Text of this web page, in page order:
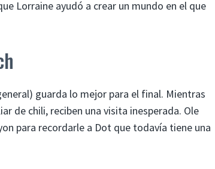
Lorraine ayudó a crear un mundo en el que
guarda lo mejor para el final. Mientras
de chili, reciben una visita inesperada. Ole
para recordarle a Dot que todavía tiene una